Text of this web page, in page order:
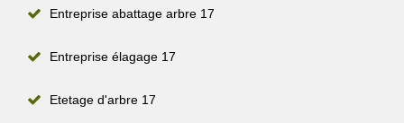
Entreprise abattage arbre 17
Entreprise élagage 17
Etetage d'arbre 17